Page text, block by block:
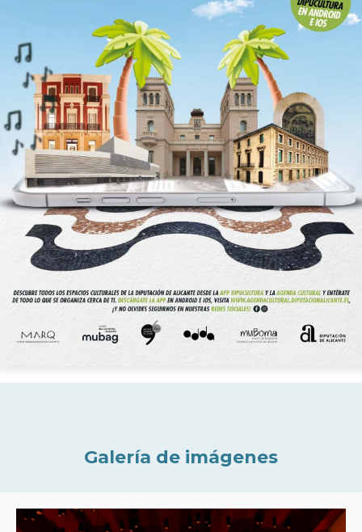
Galería de imágenes